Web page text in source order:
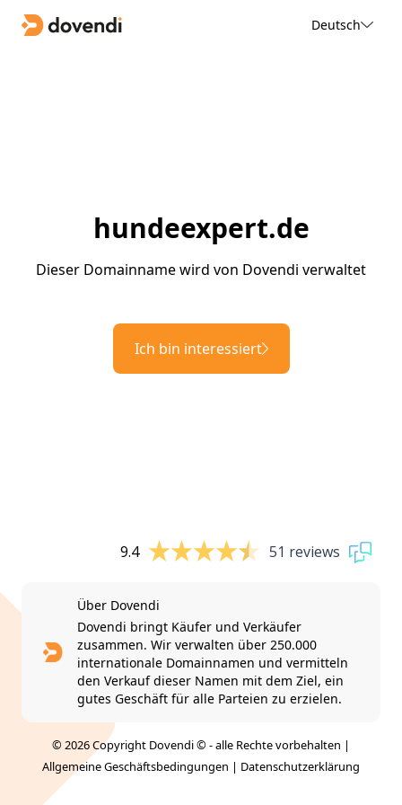
Deutsch
hundeexpert.de
Dieser Domainname wird von Dovendi verwaltet
Ich bin interessiert
9.4 51 reviews
Über Dovendi
Dovendi bringt Käufer und Verkäufer
zusammen. Wir verwalten über 250.000
internationale Domainnamen und vermitteln
den Verkauf dieser Namen mit dem Ziel, ein
gutes Geschäft für alle Parteien zu erzielen.
© 2026 Copyright Dovendi © - alle Rechte vorbehalten |
Allgemeine Geschäftsbedingungen | Datenschutzerklärung